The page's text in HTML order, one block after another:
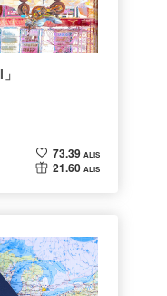
73.39 ALIS
21.60 ALIS